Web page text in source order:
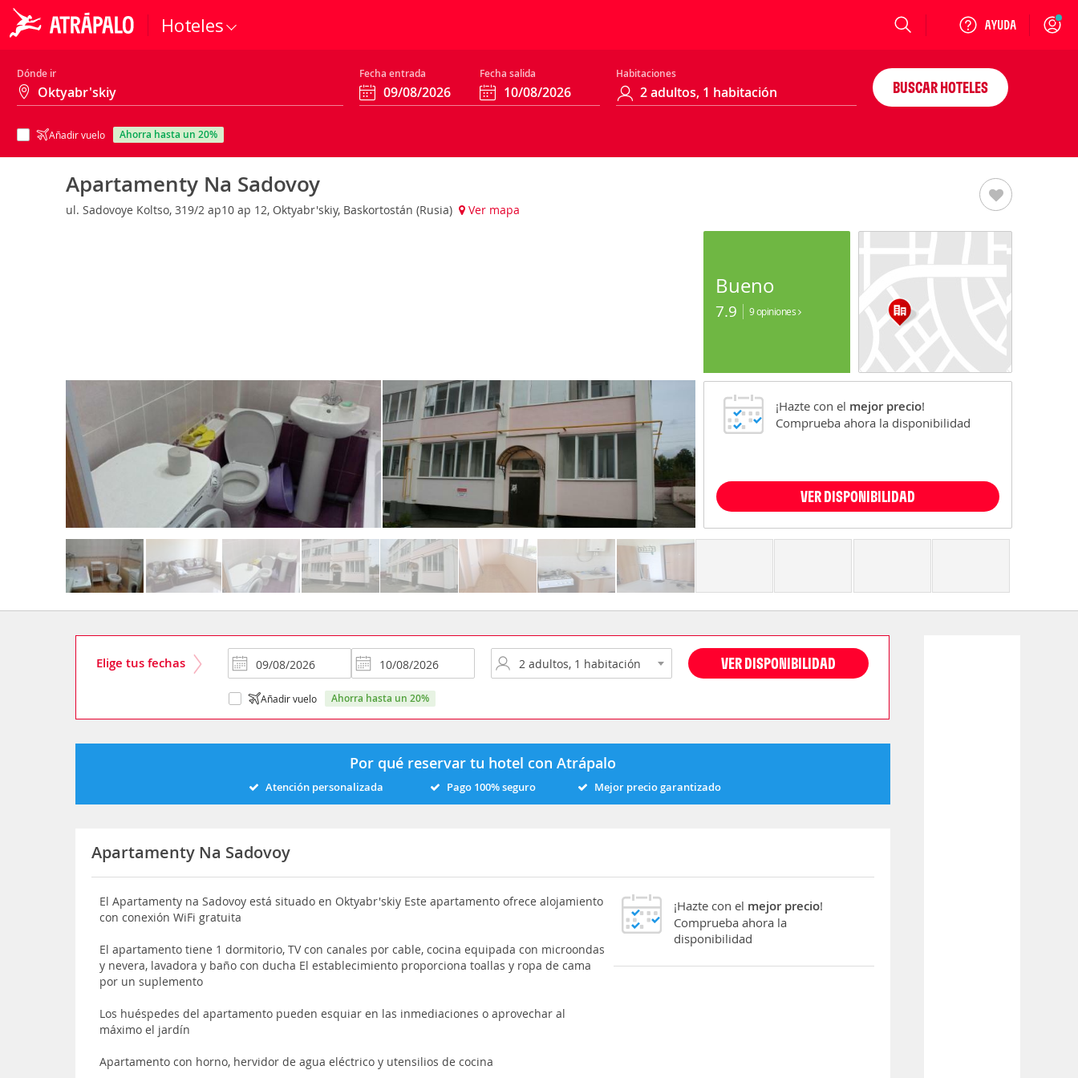
Hoteles Login
Dónde ir Fecha entrada Fecha salida Habitaciones
Añadir vuelo ahorra hasta un 20%
BUSCAR HOTELES
Apartamenty Na Sadovoy
ul. Sadovoye Koltso, 319/2 ap10 ap 12, Oktyabr'skiy, Baskortostán (Rusia) Ver mapa
Bueno
7.9 9 opiniones
¡Hazte con el mejor precio!
Comprueba ahora la disponibilidad
VER DISPONIBILIDAD
Elige tus fechas VER DISPONIBILIDAD
Añadir vuelo ahorra hasta un 20%
Por qué reservar tu hotel con Atrápalo
Atención personalizada Pago 100% seguro Mejor precio garantizado
Apartamenty Na Sadovoy
El Apartamenty na Sadovoy está situado en Oktyabr'skiy Este apartamento ofrece alojamiento
con conexión WiFi gratuita
El apartamento tiene 1 dormitorio, TV con canales por cable, cocina equipada con microondas
y nevera, lavadora y baño con ducha El establecimiento proporciona toallas y ropa de cama
por un suplemento
Los huéspedes del apartamento pueden esquiar en las inmediaciones o aprovechar al
máximo el jardín
Apartamento con horno, hervidor de agua eléctrico y utensilios de cocina
¡Hazte con el mejor precio!
Comprueba ahora la
disponibilidad